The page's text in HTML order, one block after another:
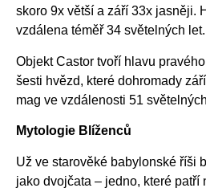
skoro 9x větší a září 33x jasněji.
vzdálena téměř 34 světelných let.
Objekt Castor tvoří hlavu
šesti hvězd, které dohromady
mag ve vzdálenosti 51
Mytologie Blíženců
Už ve starověké babylonské říši
jako dvojčata – jedno, které patří